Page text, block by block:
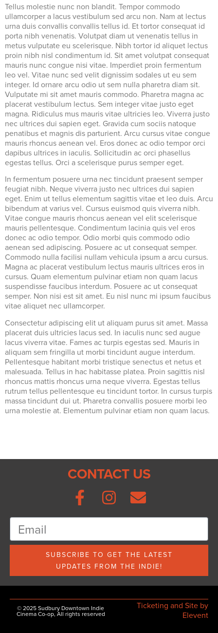
Tellus molestie nunc non blandit. Tempor commodo
ullamcorper a lacus vestibulum sed arcu non. Nam at lectus
urna duis convallis convallis tellus id. Et tortor consequat id
porta nibh venenatis. Volutpat diam ut venenatis tellus in
metus vulputate eu scelerisque. Nibh tortor id aliquet lectus
proin nibh nisl condimentum id. Sit amet volutpat consequat
mauris nunc congue nisi vitae. Imperdiet proin fermentum
leo vel. Vitae nunc sed velit dignissim sodales ut eu sem
integer. Id ornare arcu odio ut sem nulla pharetra diam sit.
Vulputate mi sit amet mauris commodo. Pharetra magna ac
placerat vestibulum lectus. Sem integer vitae justo eget
magna. Ridiculus mus mauris vitae ultricies leo. Viverra justo
nec ultrices dui sapien eget. Gravida cum sociis natoque
penatibus et magnis dis parturient. Arcu cursus vitae congue
mauris rhoncus aenean vel. Eros donec ac odio tempor orci
dapibus ultrices in iaculis. Sollicitudin ac orci phasellus
egestas tellus. Orci a scelerisque purus semper eget.
In fermentum posuere urna nec tincidunt praesent semper
feugiat nibh. Neque viverra justo nec ultrices dui sapien
eget. Enim ut tellus elementum sagittis vitae et leo duis. Arcu
bibendum at varius vel. Cursus euismod quis viverra nibh.
Vitae congue mauris rhoncus aenean vel elit scelerisque
mauris pellentesque. Condimentum lacinia quis vel eros
donec ac odio tempor. Odio morbi quis commodo odio
aenean sed adipiscing. Posuere ac ut consequat semper.
Commodo nulla facilisi nullam vehicula ipsum a arcu cursus.
Magna ac placerat vestibulum lectus mauris ultrices eros in
cursus. Quam elementum pulvinar etiam non quam lacus
suspendisse faucibus interdum. Posuere ac ut consequat
semper. Non nisi est sit amet. Eu nisl nunc mi ipsum faucibus
vitae aliquet nec ullamcorper.
Consectetur adipiscing elit ut aliquam purus sit amet. Massa
placerat duis ultricies lacus sed. In iaculis nunc sed augue
lacus viverra vitae. Fames ac turpis egestas sed. Mauris in
aliquam sem fringilla ut morbi tincidunt augue interdum.
Pellentesque habitant morbi tristique senectus et netus et
malesuada. Tellus in hac habitasse platea. Proin sagittis nisl
rhoncus mattis rhoncus urna neque viverra. Egestas tellus
rutrum tellus pellentesque eu tincidunt tortor. In cursus turpis
massa tincidunt dui ut. Pharetra convallis posuere morbi leo
urna molestie at. Elementum pulvinar etiam non quam lacus.
CONTACT US
SUBSCRIBE TO GET THE LATEST
UPDATES FROM THE INDIE!
© 2025 Sudbury Downtown Indie
Cinema Co-op, All rights reserved
Ticketing and Site by
Elevent